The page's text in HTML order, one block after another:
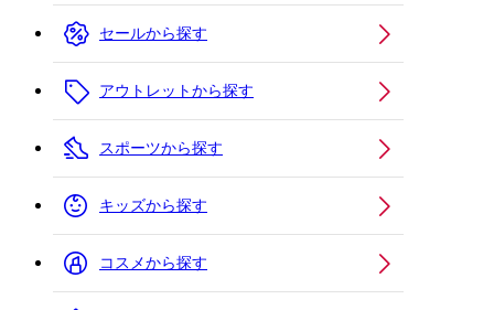
セールから探す
アウトレットから探す
スポーツから探す
キッズから探す
コスメから探す